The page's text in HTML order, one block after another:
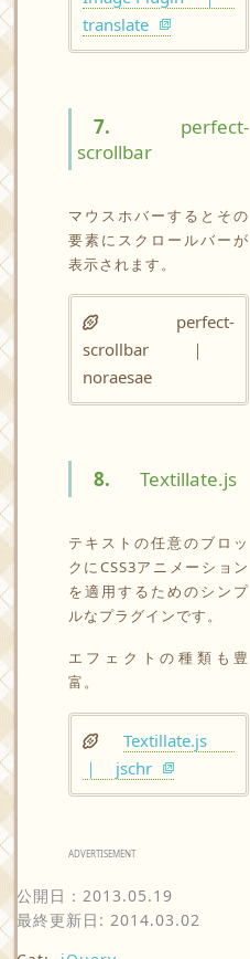
translate
7.
perfect-
scrollbar
マウスホバーするとその
要素にスクロールバーが
表示されます。
perfect-
scrollbar ｜
noraesae
8. Textillate.js
テキストの任意のブロッ
クにCSS3アニメーション
を適用するためのシンプ
ルなプラグインです。
エフェクトの種類も豊
富。
Textillate.js
｜ jschr
ADVERTISEMENT
公開日： 2013.05.19
最終更新日: 2014.03.02